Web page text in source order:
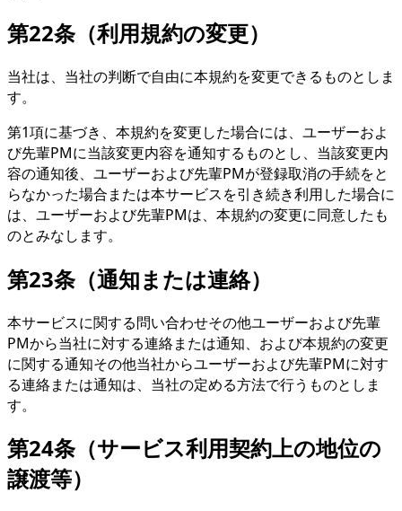
第22条（利用規約の変更）
当社は、当社の判断で自由に本規約を変更できるものとしま
す。
第1項に基づき、本規約を変更した場合には、ユーザーおよ
び先輩PMに当該変更内容を通知するものとし、当該変更内
容の通知後、ユーザーおよび先輩PMが登録取消の手続をと
らなかった場合または本サービスを引き続き利用した場合に
は、ユーザーおよび先輩PMは、本規約の変更に同意したも
のとみなします。
第23条（通知または連絡）
本サービスに関する問い合わせその他ユーザーおよび先輩
PMから当社に対する連絡または通知、および本規約の変更
に関する通知その他当社からユーザーおよび先輩PMに対す
る連絡または通知は、当社の定める方法で行うものとしま
す。
第24条（サービス利用契約上の地位の
譲渡等）